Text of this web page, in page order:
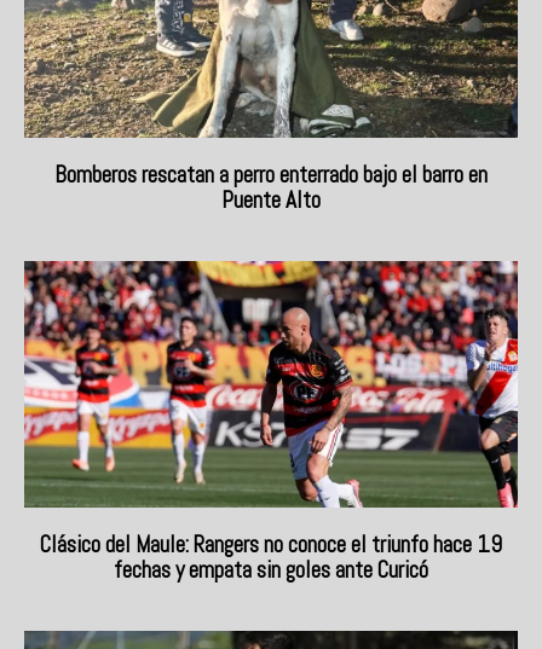
Bomberos rescatan a perro enterrado bajo el barro en
Puente Alto
Clásico del Maule: Rangers no conoce el triunfo hace 19
fechas y empata sin goles ante Curicó